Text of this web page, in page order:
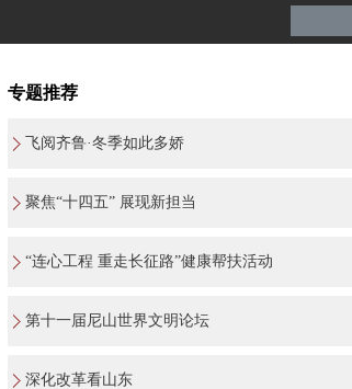
专题推荐
飞阅齐鲁·冬季如此多娇
聚焦“十四五” 展现新担当
“连心工程 重走长征路”健康帮扶活动
第十一届尼山世界文明论坛
深化改革看山东